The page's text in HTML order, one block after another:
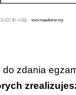
do zdania